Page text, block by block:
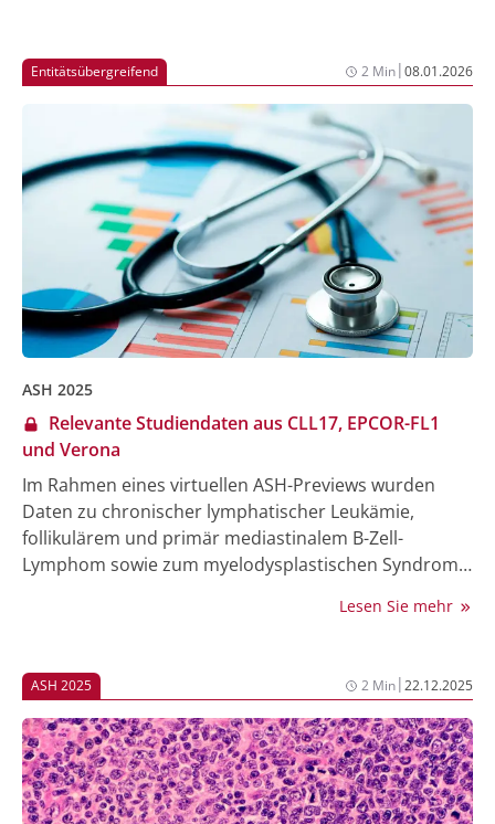
Entitätsübergreifend 2 Min|08.01.2026
ASH 2025
Relevante Studiendaten aus CLL17, EPCOR-FL1
und Verona
Im Rahmen eines virtuellen ASH-Previews wurden
Daten zu chronischer lymphatischer Leukämie,
follikulärem und primär mediastinalem B-Zell-
Lymphom sowie zum myelodysplastischen Syndrom
Verona liefern neue Hinweise auf Wirksamkeit,
Lesen Sie mehr
ASH 2025 2 Min|22.12.2025